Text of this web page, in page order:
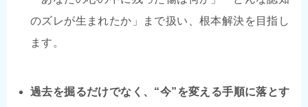
のズレが生まれたか」まで扱い、根本解決を目指し
ます。
過去を掘るだけでなく、“今”を変える手順に落とす